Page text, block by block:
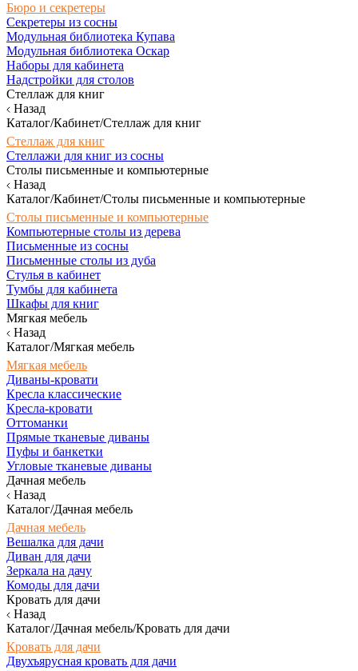
Бюро и секретеры
Секретеры из сосны
Модульная библиотека Купава
Модульная библиотека Оскар
Наборы для кабинета
Надстройки для столов
Стеллаж для книг
Назад
Каталог/Кабинет/Стеллаж для книг
Стеллаж для книг
Стеллажи для книг из сосны
Столы письменные и компьютерные
Назад
Каталог/Кабинет/Столы письменные и компьютерные
Столы письменные и компьютерные
Компьютерные столы из дерева
Письменные из сосны
Письменные столы из дуба
Стулья в кабинет
Тумбы для кабинета
Шкафы для книг
Мягкая мебель
Назад
Каталог/Мягкая мебель
Мягкая мебель
Диваны-кровати
Кресла классические
Кресла-кровати
Оттоманки
Прямые тканевые диваны
Пуфы и банкетки
Угловые тканевые диваны
Дачная мебель
Назад
Каталог/Дачная мебель
Дачная мебель
Вешалка для дачи
Диван для дачи
Зеркала на дачу
Комоды для дачи
Кровать для дачи
Назад
Каталог/Дачная мебель/Кровать для дачи
Кровать для дачи
Двухъярусная кровать для дачи